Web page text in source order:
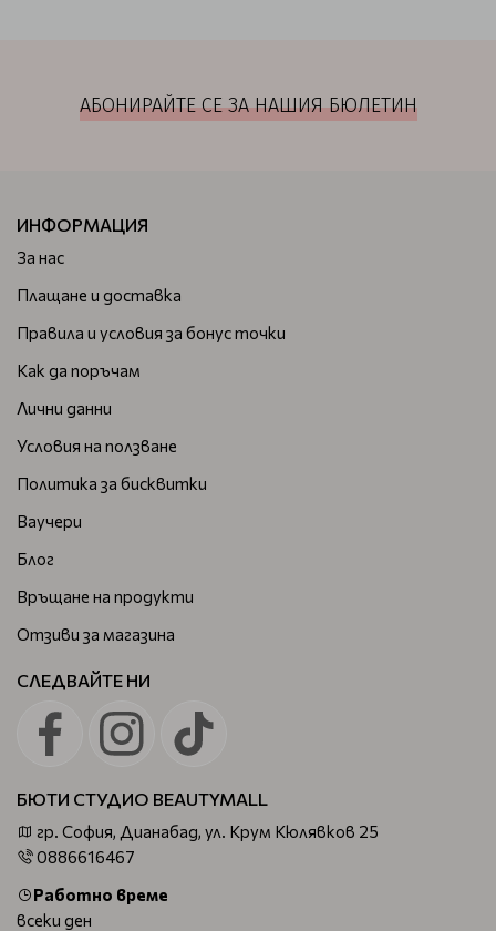
АБОНИРАЙТЕ СЕ ЗА НАШИЯ БЮЛЕТИН
ИНФОРМАЦИЯ
За нас
Плащане и доставка
Правила и условия за бонус точки
Как да поръчам
Лични данни
Условия на ползване
Политика за бисквитки
Ваучери
Блог
Връщане на продукти
Отзиви за магазина
СЛЕДВАЙТЕ НИ
БЮТИ СТУДИО BEAUTYMALL
гр. София, Дианабад, ул. Крум Кюлявков 25
0886616467
Работно време
всеки ден